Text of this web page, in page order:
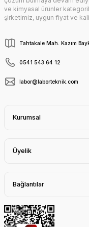
ve kimyasal ürünler
şirketimiz, uygun fiyat ve
Tahtakale Mah. Kazım
0541 543 64 12
labor@laborteknik.com
Kurumsal
Üyelik
Bağlantılar